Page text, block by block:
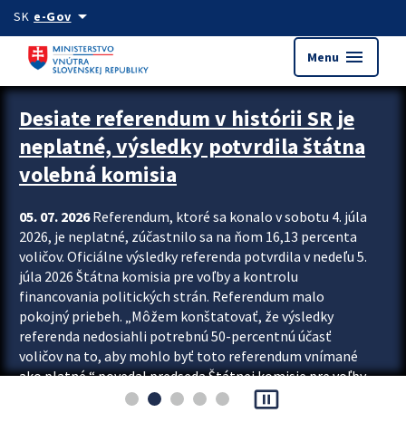
Preskocit na hlavný obsah
SK e-Govarrow_drop_down
Menu menu
Zastavit automatický posun upútavok
Desiate referendum v histórii SR je
neplatné, výsledky potvrdila štátna
volebná komisia
05. 07. 2026Referendum, ktoré sa konalo v sobotu 4. júla
2026, je neplatné, zúčastnilo sa na ňom 16,13 percenta
voličov. Oficiálne výsledky referenda potvrdila v nedeľu 5.
júla 2026 Štátna komisia pre voľby a kontrolu
financovania politických strán. Referendum malo
pokojný priebeh. „Môžem konštatovať, že výsledky
referenda nedosiahli potrebnú 50-percentnú účasť
voličov na to, aby mohlo byť toto referendum vnímané
ako platné,“ povedal predseda Štátnej komisie pre voľby
a kontrolu financovania politických...
pause_presentation